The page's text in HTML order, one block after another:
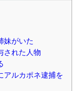
妹がいた
された人物
アルカポネ逮捕を